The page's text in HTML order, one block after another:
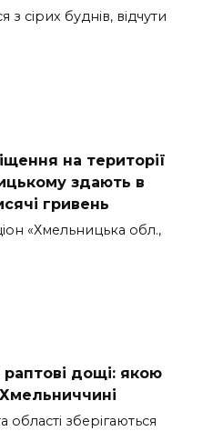
сірих буднів, відчути
на території
здають в
гривень
«Хмельницька обл.,
дощі: якою
зберігаються